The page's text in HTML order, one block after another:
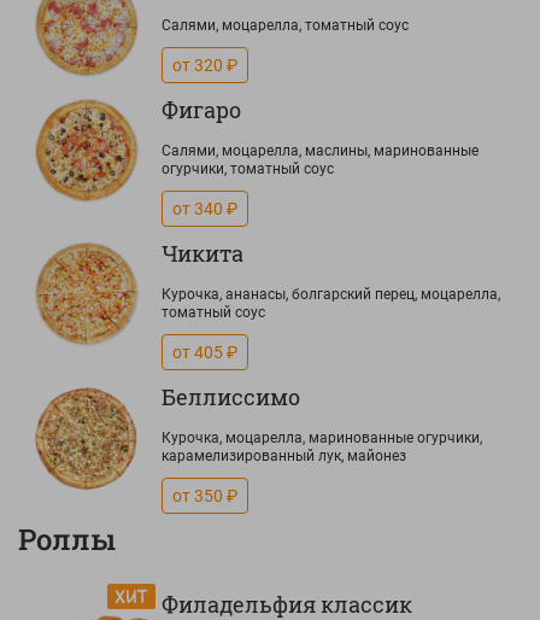
Салями, моцарелла, томатный соус
от 320 ₽
Фигаро
Салями, моцарелла, маслины, маринованные
огурчики, томатный соус
от 340 ₽
Чикита
Курочка, ананасы, болгарский перец, моцарелла,
томатный соус
от 405 ₽
Беллиссимо
Курочка, моцарелла, маринованные огурчики,
карамелизированный лук, майонез
от 350 ₽
Роллы
Филадельфия классик